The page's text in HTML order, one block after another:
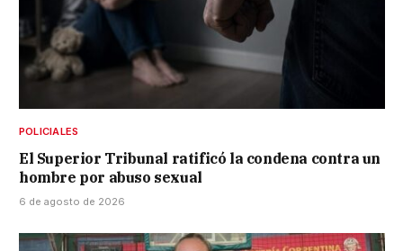
POLICIALES
El Superior Tribunal ratificó la condena contra un
hombre por abuso sexual
6 de agosto de 2026